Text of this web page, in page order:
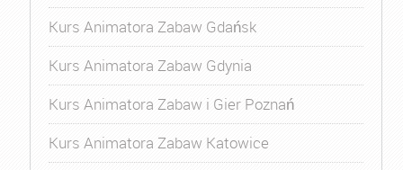
Kurs Animatora Zabaw Gdańsk
Kurs Animatora Zabaw Gdynia
Kurs Animatora Zabaw i Gier Poznań
Kurs Animatora Zabaw Katowice